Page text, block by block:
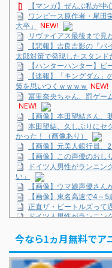
【マンガ】ぜんぶ私が中
ワンピース原作者・尾田
大卒」
NEW!
リヴァイアス最後まで見
【悲報】吉良吉影の『
太郎対策で発現したスタンド
【ハンターハンター】
【速報】「キングダム
策を思いつくｗｗｗｗ NEW!
冨里奈央ちゃん、罰ゲー
NEW!
【画像】本田望結さん
本田望結、久しぶりにセ
かった！（画像あり）
【画像】元美人銀行員
【画像】この声優のおしり
ドイツ人男性がランニン
い」
【画像】ウマ娘声優さん
【画像】東名高速で4～
正直ザ・ビートルズって
ドイツ人男性がランニン
巨人・坂本勇人が「1億
じず
KOBAMETALが語る、ベ
今なら1ヵ月無料でア